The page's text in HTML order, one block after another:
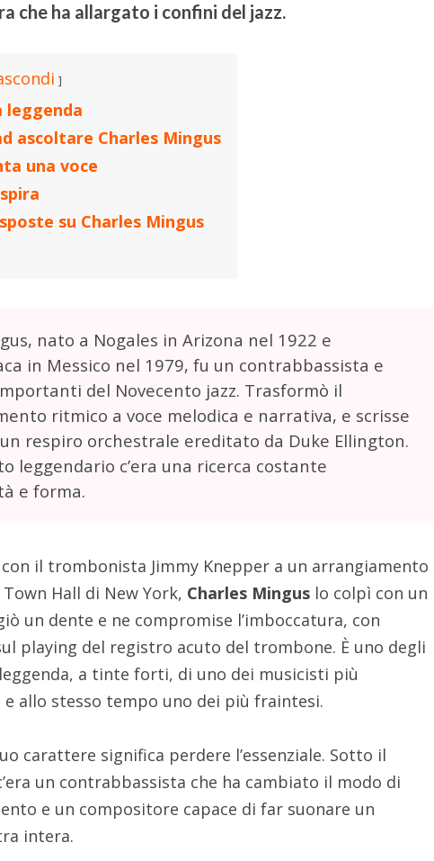
che ha allargato i confini del jazz.
leggenda
ascoltare Charles Mingus
una voce
su Charles Mingus
nato a Nogales in Arizona nel 1922 e
in Messico nel 1979, fu un contrabbassista e
del Novecento jazz. Trasformò il
ritmico a voce melodica e narrativa, e scrisse
respiro orchestrale ereditato da Duke Ellington.
leggendario c’era una ricerca costante
e forma.
il trombonista Jimmy Knepper a un arrangiamento
Hall di New York, Charles Mingus lo colpì con un
un dente e ne compromise l’imboccatura, con
playing del registro acuto del trombone. È uno degli
a tinte forti, di uno dei musicisti più
allo stesso tempo uno dei più fraintesi.
carattere significa perdere l’essenziale. Sotto il
un contrabbassista che ha cambiato il modo di
e un compositore capace di far suonare un
intera.